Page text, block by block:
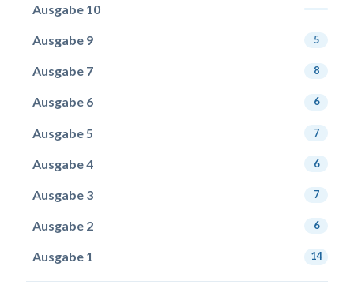
Ausgabe 10
Ausgabe 9 5
Ausgabe 7 8
Ausgabe 6 6
Ausgabe 5 7
Ausgabe 4 6
Ausgabe 3 7
Ausgabe 2 6
Ausgabe 1 14